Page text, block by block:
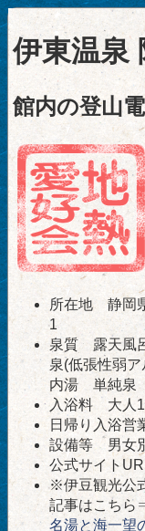
伊東温泉
館内の登山
所在地 静岡
1
泉質 露天風
泉(低張性弱
内湯 単純泉
入浴料 大人
日帰り入浴営
設備等 男女
公式サイト
※伊豆観光公
記事はこちら
名湯と海一望